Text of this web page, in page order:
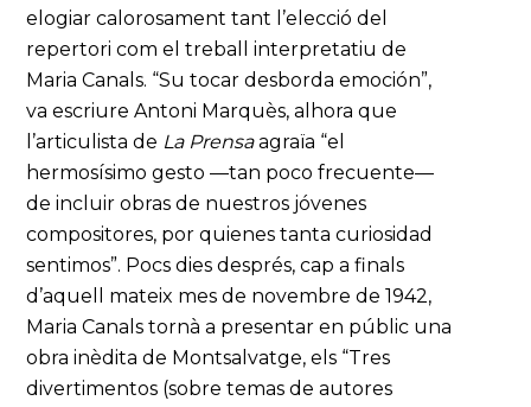
elogiar calorosament tant l’elecció del
repertori com el treball interpretatiu de
Maria Canals. “Su tocar desborda emoción”,
va escriure Antoni Marquès, alhora que
l’articulista de La Prensaagraïa “el
hermosísimo gesto —tan poco frecuente—
de incluir obras de nuestros jóvenes
compositores, por quienes tanta curiosidad
sentimos”. Pocs dies després, cap a finals
d’aquell mateix mes de novembre de 1942,
Maria Canals tornà a presentar en públic una
obra inèdita de Montsalvatge, els “Tres
divertimentos (sobre temas de autores